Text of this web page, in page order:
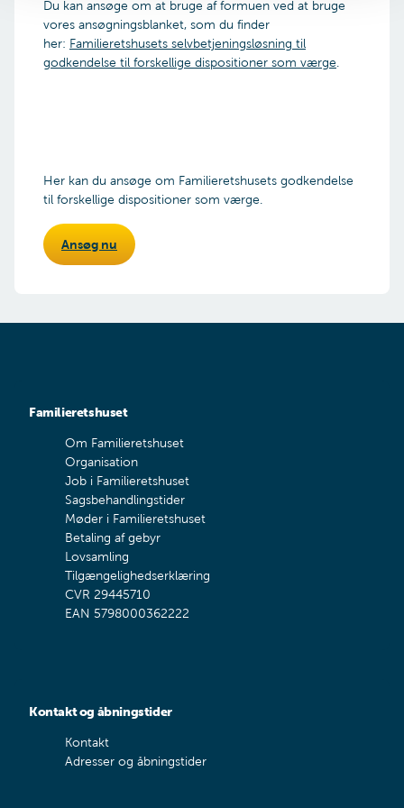
Du kan ansøge om at bruge af formuen ved at bruge
vores ansøgningsblanket, som du finder
her: Familieretshusets selvbetjeningsløsning til
godkendelse til forskellige dispositioner som værge
Her kan du ansøge om Familieretshusets godkendelse
til forskellige dispositioner som værge.
Ansøg nu
Familieretshuset
Om Familieretshuset
Organisation
Job i Familieretshuset
Sagsbehandlingstider
Møder i Familieretshuset
Betaling af gebyr
Lovsamling
Tilgængelighedserklæring
CVR 29445710
EAN 5798000362222
Kontakt og åbningstider
Kontakt
Adresser og åbningstider